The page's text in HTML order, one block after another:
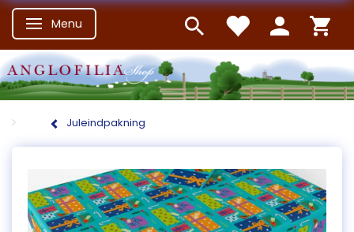
Skifte navigation
Menu
Juleindpakning